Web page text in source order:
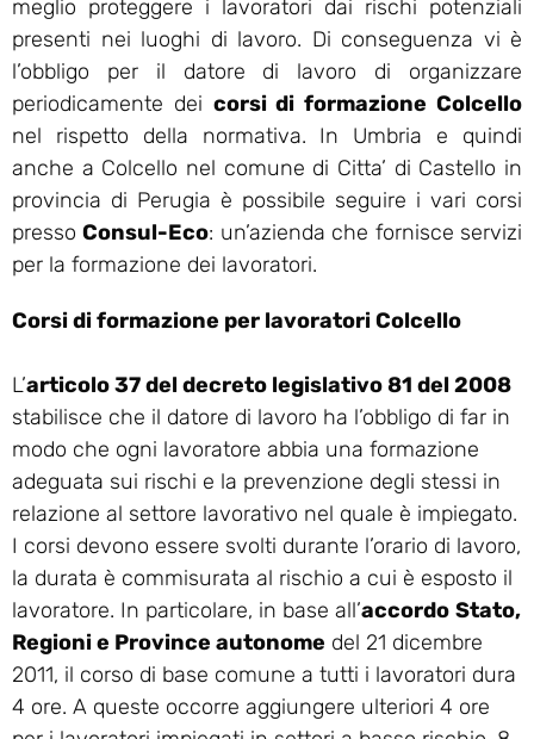
meglio proteggere i lavoratori dai rischi potenziali
presenti nei luoghi di lavoro. Di conseguenza vi è
l’obbligo per il datore di lavoro di organizzare
periodicamente dei corsi di formazione Colcello
nel rispetto della normativa. In Umbria e quindi
anche a Colcello nel comune di Citta’ di Castello in
provincia di Perugia è possibile seguire i vari corsi
pressoConsul-Eco: un’azienda che fornisce servizi
per la formazione dei lavoratori.
Corsi di formazione per lavoratori Colcello
L’articolo 37 del decreto legislativo 81 del 2008
stabilisce che il datore di lavoro ha l’obbligo di far in
modo che ogni lavoratore abbia una formazione
adeguata sui rischi e la prevenzione degli stessi in
relazione al settore lavorativo nel quale è impiegato.
I corsi devono essere svolti durante l’orario di lavoro,
la durata è commisurata al rischio a cui è esposto il
lavoratore. In particolare, in base all’accordo Stato,
Regioni e Province autonome del 21 dicembre
2011, il corso di base comune a tutti i lavoratori dura
4 ore. A queste occorre aggiungere ulteriori 4 ore